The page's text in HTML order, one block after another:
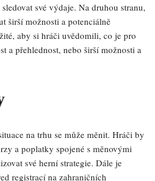
své výdaje. Na druhou stranu,
širší možnosti a potenciálně
aby si hráči uvědomili, co je pro
a přehlednost, nebo širší možnosti a
na trhu se může měnit. Hráči by
a poplatky spojené s měnovými
své herní strategie. Dále je
registrací na zahraničních